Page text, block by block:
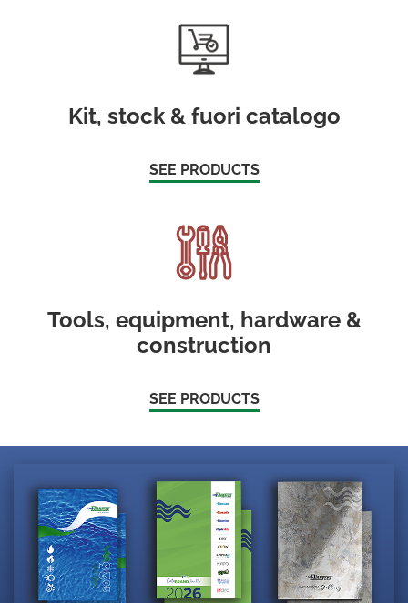
Kit, stock & fuori catalogo
SEE PRODUCTS
Tools, equipment, hardware &
construction
SEE PRODUCTS